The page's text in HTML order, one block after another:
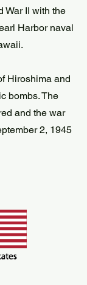
War II with the
Harbor naval
Hiroshima and
bombs. The
and the war
2, 1945